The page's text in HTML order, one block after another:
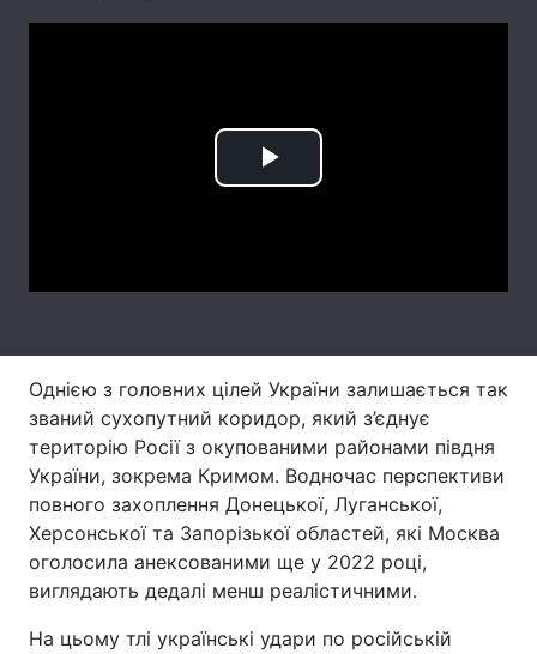
Play
Однією з головних цілей України залишається так
званий сухопутний коридор, який з’єднує
територію Росії з окупованими районами півдня
України, зокрема Кримом. Водночас перспективи
повного захоплення Донецької, Луганської,
Херсонської та Запорізької областей, які Москва
оголосила анексованими ще у 2022 році,
виглядають дедалі менш реалістичними.
На цьому тлі українські удари по російській